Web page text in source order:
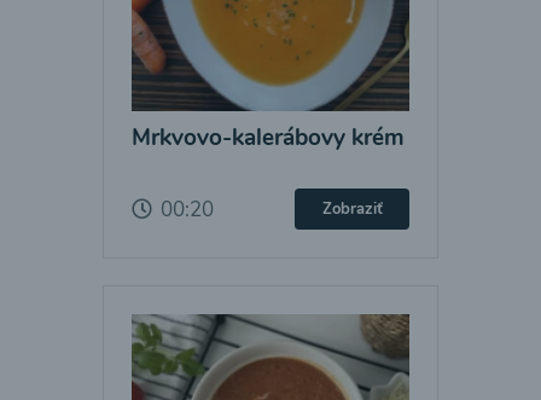
Mrkvovo-kalerábovy krém
00:20 Zobraziť